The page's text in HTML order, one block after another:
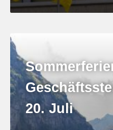
20. Juli